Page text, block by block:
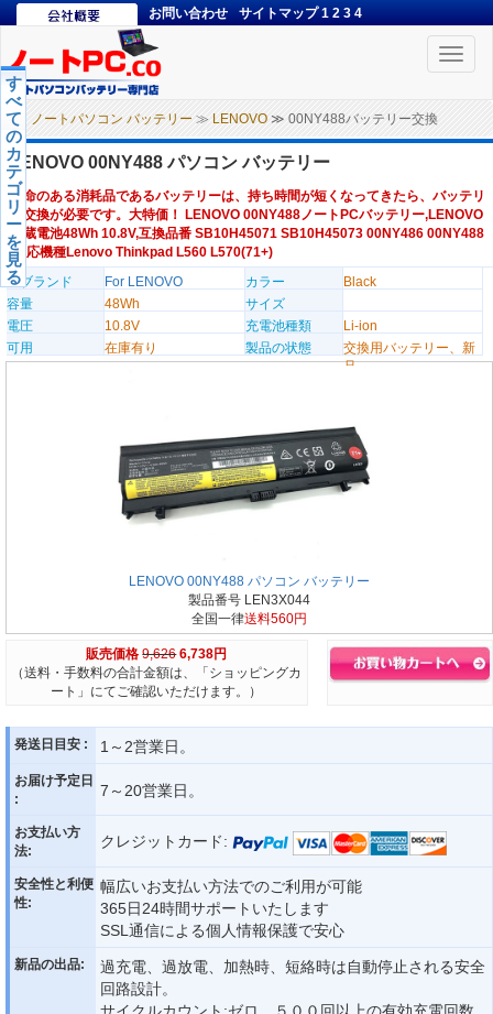
お問い合わせ サイトマップ 1 2 3 4
Toggle
ノートパソコン バッテリー ≫ LENOVO ≫ 00NY488バッテリー交換
す
べ
て
の
カ
テ
ゴ
リ
ー
を
見
る
LENOVO 00NY488 パソコン バッテリー
寿命のある消耗品であるバッテリーは、持ち時間が短くなってきたら、バッテリ
ー交換が必要です。大特価！ LENOVO 00NY488ノートPCバッテリー,LENOVO
内蔵電池48Wh 10.8V,互換品番 SB10H45071 SB10H45073 00NY486 00NY488
,対応機種Lenovo Thinkpad L560 L570(71+)
のブランド
For LENOVO カラー
Black
容量
48Wh
サイズ
電圧
10.8V 充電池種類
Li-ion
可用
在庫有り 製品の状態
交換用バッテリー、新
品
LENOVO 00NY488 パソコン バッテリー
製品番号 LEN3X044
全国一律送料560円
販売価格 9,626 6,738円
（送料・手数料の合計金額は、「ショッピングカ
ート」にてご確認いただけます。）
発送日目安 : 1～2営業日。
お届け予定日
:
7～20営業日。
お支払い方
法:
クレジットカード:
安全性と利便
性:
幅広いお支払い方法でのご利用が可能
365日24時間サポートいたします
SSL通信による個人情報保護で安心
新品の出品:
過充電、過放電、加熱時、短絡時は自動停止される安全
回路設計。